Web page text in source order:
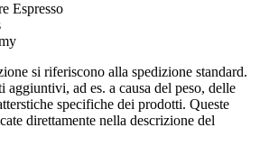
si riferiscono alla spedizione standard.
aggiuntivi, ad es. a causa del peso, delle
specifiche dei prodotti. Queste
direttamente nella descrizione del